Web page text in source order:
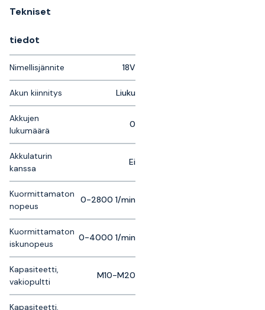
Tekniset
tiedot
Nimellisjännite 18V
Akun kiinnitys Liuku
Akkujen
lukumäärä
0
Akkulaturin
kanssa
Ei
Kuormittamaton
nopeus
0-2800 1/min
Kuormittamaton
iskunopeus
0-4000 1/min
Kapasiteetti,
vakiopultti
M10-M20
Kapasiteetti,